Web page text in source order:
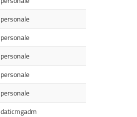
personale
personale
personale
personale
personale
daticmgadm